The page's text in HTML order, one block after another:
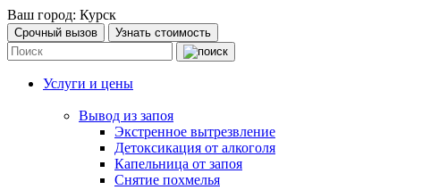
Ваш город: Курск
Срочный вызов Узнать стоимость
Услуги и цены
Вывод из запоя
Экстренное вытрезвление
Детоксикация от алкоголя
Капельница от запоя
Снятие похмелья